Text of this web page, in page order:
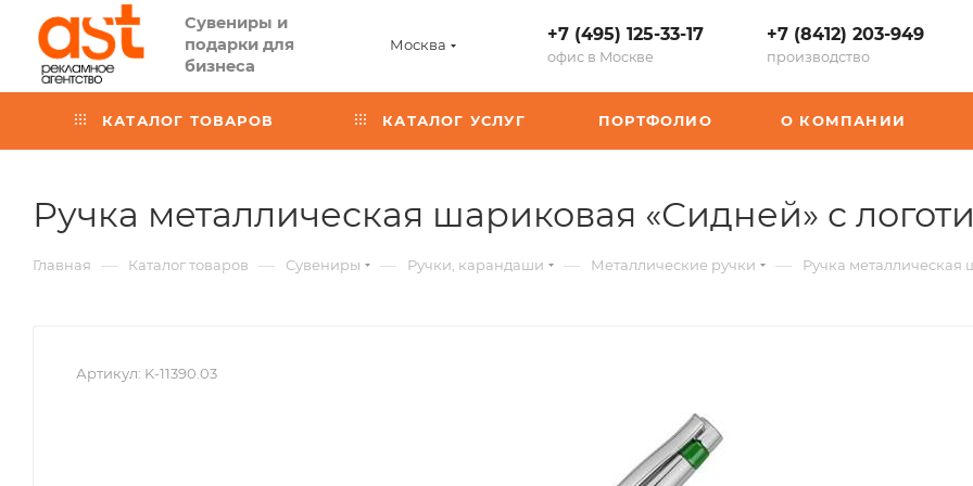
Сувениры и
подарки для
бизнеса
Москва +7 (495) 125-33-17
офис в Москве
+7 (8412) 203-949
производство
КАТАЛОГ ТОВАРОВ КАТАЛОГ УСЛУГ ПОРТФОЛИО О КОМПАНИИ
Ручка металлическая шариковая «Сидней» с
Главная — Каталог товаров — Сувениры — Ручки, карандаши — Металлические ручки — Ручка металлическая
Артикул: K-11390.03